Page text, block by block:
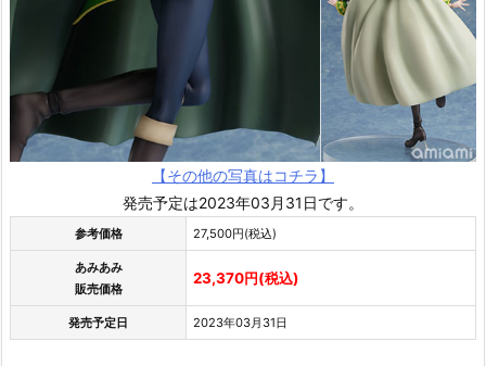
【その他の写真はコチラ】
発売予定は2023年03月31日です。
参考価格 27,500円(税込)
あみあみ
販売価格
23,370円(税込)
発売予定日 2023年03月31日